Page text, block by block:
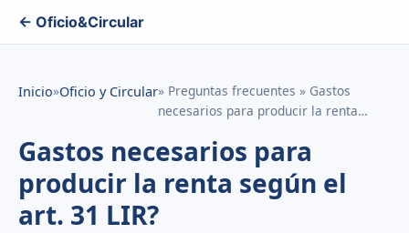
← Oficio&Circular
Inicio»Oficio y Circular» Preguntas frecuentes » Gastos
necesarios para producir la renta…
Gastos necesarios para
producir la renta según el
art. 31 LIR?